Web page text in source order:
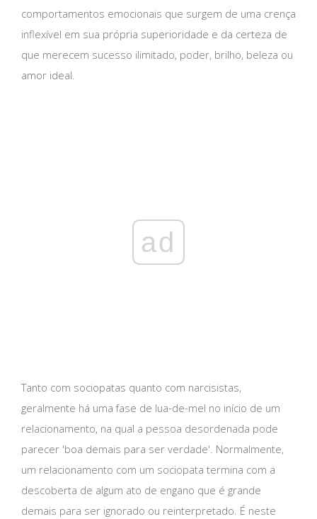
comportamentos emocionais que surgem de uma crença
inflexível em sua própria superioridade e da certeza de
que merecem sucesso ilimitado, poder, brilho, beleza ou
amor ideal.
ad
Tanto com sociopatas quanto com narcisistas,
geralmente há uma fase de lua-de-mel no início de um
relacionamento, na qual a pessoa desordenada pode
parecer 'boa demais para ser verdade'. Normalmente,
um relacionamento com um sociopata termina com a
descoberta de algum ato de engano que é grande
demais para ser ignorado ou reinterpretado. É neste